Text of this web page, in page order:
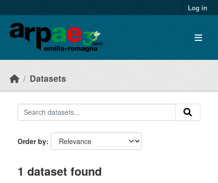
Log in
Datasets
Order by
1 dataset found